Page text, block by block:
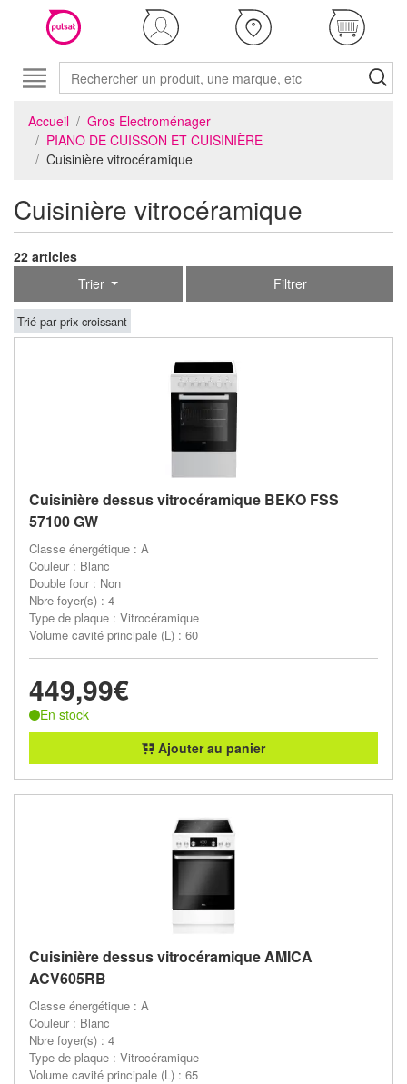
Accueil
Gros Electroménager
PIANO DE CUISSON ET CUISINIÈRE
Cuisinière vitrocéramique
Cuisinière vitrocéramique
22 articles
Trier
Filtrer
Trié par prix croissant
Cuisinière dessus vitrocéramique BEKO FSS
57100 GW
Classe énergétique : A
Couleur : Blanc
Double four : Non
Nbre foyer(s) : 4
Type de plaque : Vitrocéramique
Volume cavité principale (L) : 60
449,99€
En stock
Ajouter au panier
Cuisinière dessus vitrocéramique AMICA
ACV605RB
Classe énergétique : A
Couleur : Blanc
Nbre foyer(s) : 4
Type de plaque : Vitrocéramique
Volume cavité principale (L) : 65